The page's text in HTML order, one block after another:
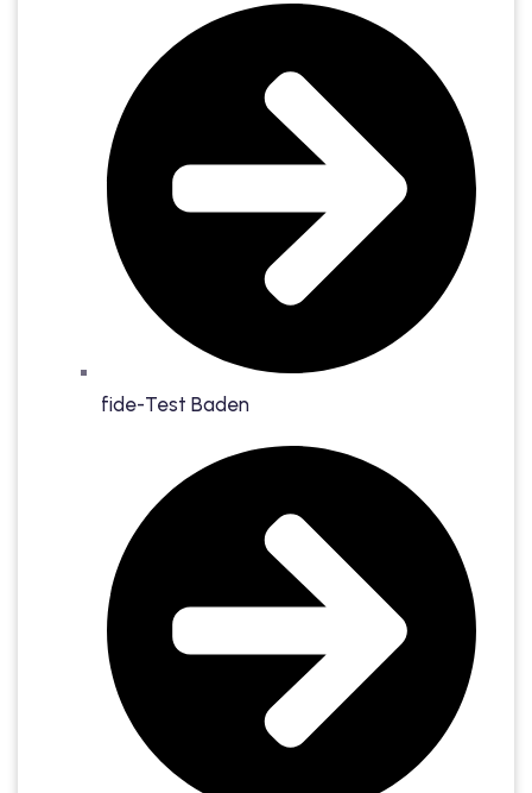
fide-Test Baden